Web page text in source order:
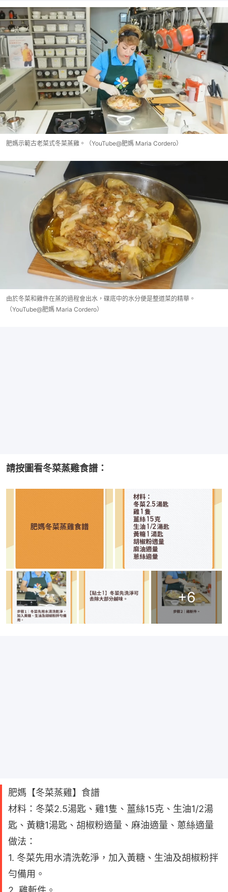
肥媽示範古老菜式冬菜蒸雞。（YouTube@肥媽 Maria Cordero）
由於冬菜和雞件在蒸的過程會出水，碟底中的水分便是整道菜的精華。
（YouTube@肥媽 Maria Cordero）
請按圖看冬菜蒸雞食譜：
+6
肥媽【冬菜蒸雞】食譜
材料：冬菜2.5湯匙、雞1隻、薑絲15克、生油1/2湯
匙、黃糖1湯匙、胡椒粉適量、麻油適量、蔥絲適量
做法：
1. 冬菜先用水清洗乾淨，加入黃糖、生油及胡椒粉拌
勻備用。